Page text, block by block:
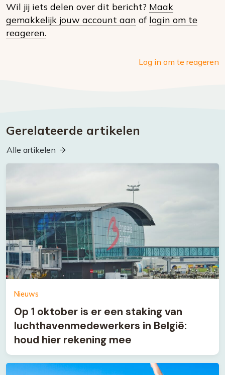
social
Wil jij iets delen over dit bericht? Maak
gemakkelijk jouw account aan of login om te
reageren.
Log in om te reageren
Gerelateerde artikelen
Alle artikelen
Nieuws
Op 1 oktober is er een staking van
luchthavenmedewerkers in België:
houd hier rekening mee